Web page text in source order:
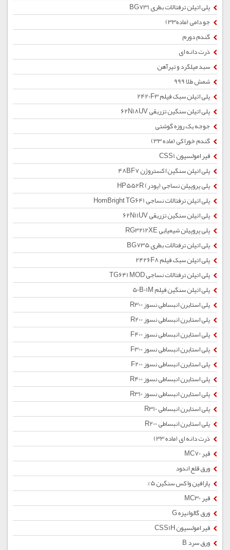
پلی اتیلن ترفتالات بطری BG731
جو دامی (ماده33)
گندم دورم
ذرت دانه ای
سبد میلگرد و تیرآهن
شمش طلا 999
پلی اتیلن سبک فیلم 2420F3
پلی اتیلن سنگین تزریقی 62N18UV
جوجه یک روزه گوشتی
گندم خوراکی (ماده 33)
قیر امولسیون CSS1
پلی اتیلن سنگین اکستروژن 48BF7
پلی پروپیلن نساجی (پودر) HP552R
پلی اتیلن ترفتالات نساجی HomBright TG641
پلی اتیلن سنگین تزریقی 62N11UV
پلی پروپیلن شیمیایی RG3212XE
پلی اتیلن ترفتالات بطری BG735
پلی اتیلن سبک فیلم 2426F8
پلی اتیلن ترفتالات نساجی TG641 MOD
پلی اتیلن سنگین فیلم 50B01M
پلی استایرن انبساطی نسوز R300
پلی استایرن انبساطی نسوز R200
پلی استایرن انبساطی نسوز F400
پلی استایرن انبساطی نسوز F300
پلی استایرن انبساطی نسوز F200
پلی استایرن انبساطی نسوز R400
پلی استایرن انبساطی نسوز R310
پلی استایرن انبساطی R310
پلی استایرن انبساطی R200
ذرت دانه ای (ماده 33)
قیر MC70
ورق قلع اندود
پارافین واکس سنگین 5%
قیر MC30
ورق گالوانیزه G
قیر امولسیون CSS1H
ورق سرد B